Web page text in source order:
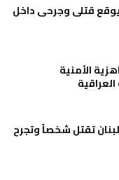
قتلى وجرحى داخل
الأمنية
تقتل شخصاً وتجرح